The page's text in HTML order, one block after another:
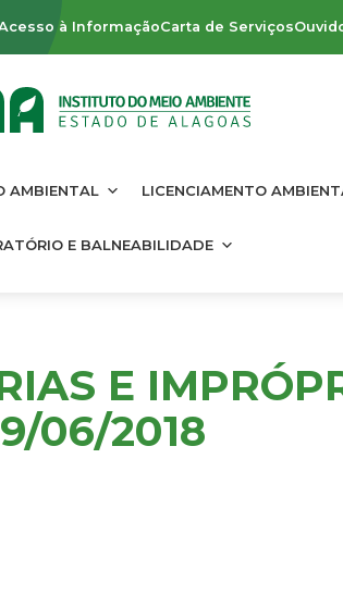
à InformaçãoCarta de Serviços
AMBIENTAL LICENCIAMENTO
E BALNEABILIDADE
E
06/2018